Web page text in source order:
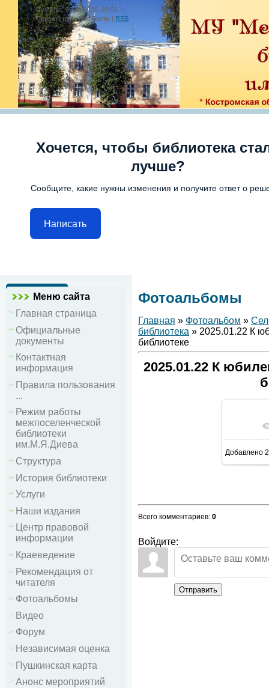
Суббота, 08.08.2026, 08:51
Приветствую Вас Гость | RSS
Хочется, чтобы библиотека
лучше?
Сообщите, какие нужны изменения и получите ответ о
Написать
Меню сайта
Главная страница
Официальные
документы
Контактная
информация
Правила пользования
...
Режим работы
межпоселенческой
библиотеки
им.М.Я.Диева
Структура
История библиотеки
Услуги
Наши издания
Центр правовой
информации
Краеведение
Рекомендация от
читателя
Фотоальбомы
Видео
Форум
Независимая оценка
Пушкинская карта
Анонс мероприятий
Фотоальбомы
Главная » Фотоальбом »
библиотека » 2025.01.22 К
библиотеке
2025.01.22 К
В
Добавлено
Всего комментариев: 0
Войдите:
Отправить